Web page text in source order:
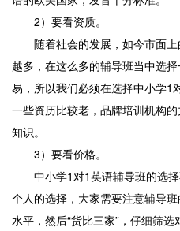
2）要看资质。
随着社会的发展，如今市面上
越多，在这么多的辅导班当中选
易，所以我们必须在选择中小学1
一些资历比较老，品牌培训机构
知识。
3）要看价格。
中小学1对1英语辅导班的选择
个人的选择，大家需要注意辅导
水平，然后“货比三家”，仔细筛